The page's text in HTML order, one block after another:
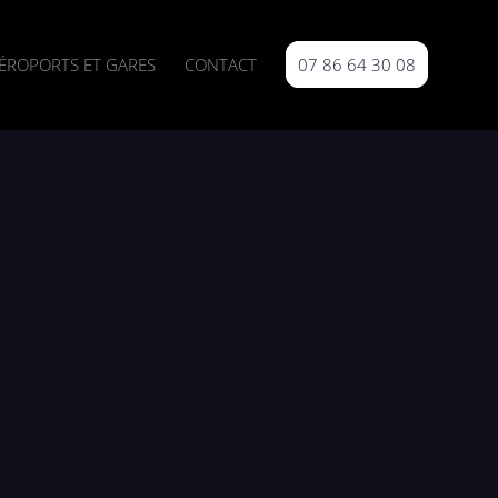
ET GARES CONTACT 07 86 64 30 08